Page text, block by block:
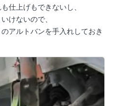
仕上げもできないし、
けないので、
アルトバンを手入れしておき